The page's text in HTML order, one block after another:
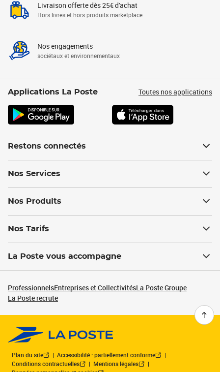
Livraison offerte dès 25€ d'achat
Hors livres et hors produits marketplace
Nos engagements
sociétaux et environnementaux
Applications La Poste Toutes nos applications
Restons connectés
Nos Services
Nos Produits
Nos Tarifs
La Poste vous accompagne
ProfessionnelsEntreprises et CollectivitésLa Poste Groupe
La Poste recrute
Plan du site
Accessibilité : partiellement conforme
Conditions contractuelles
Mentions légales